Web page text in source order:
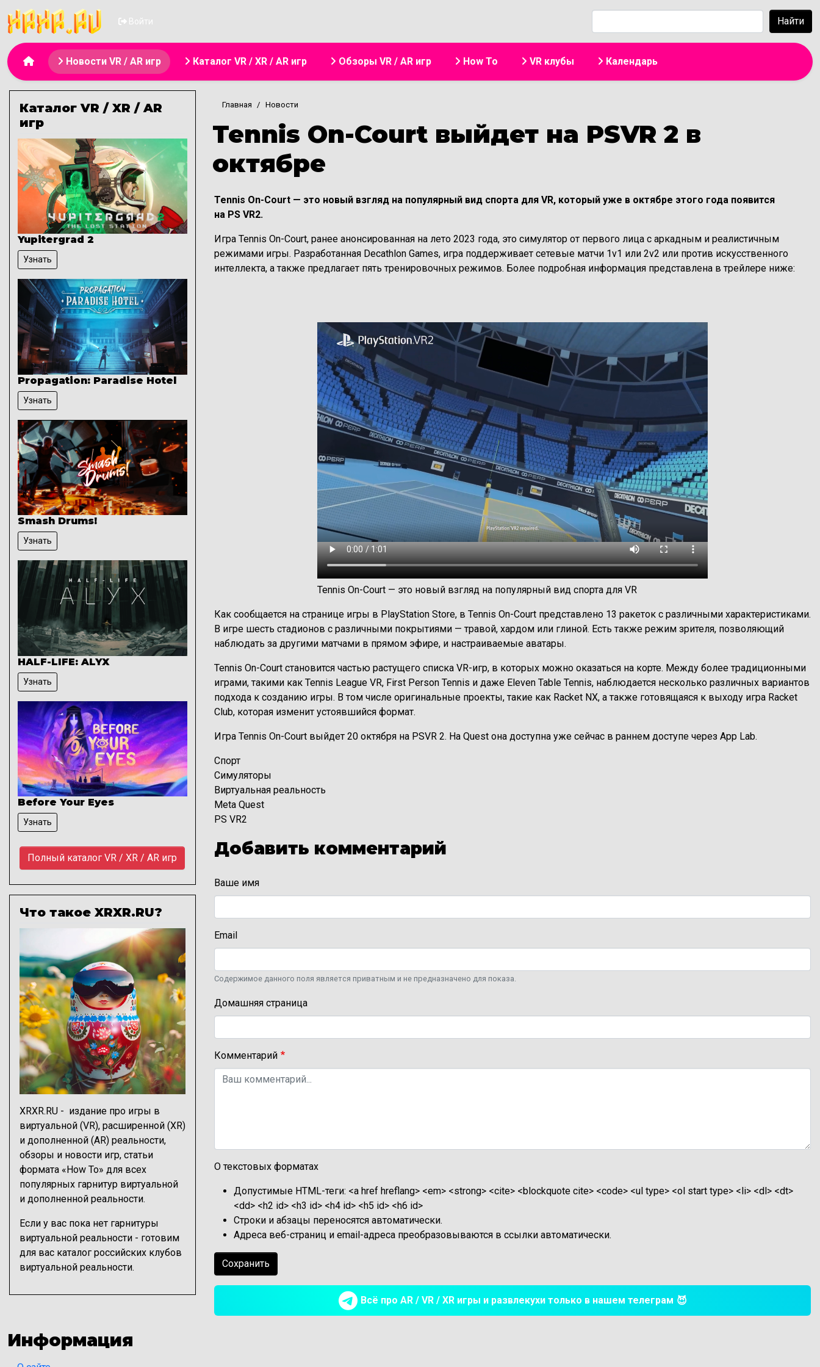
Меню учётной записи пользователя
Войти Найти
Основная навигация
Новости VR / AR игр Каталог VR / XR / AR игр Обзоры VR / AR игр How To VR клубы Календарь
Главная Новости
Tennis On-Court выйдет на PSVR 2 в
октябре
Tennis On-Court — это новый взгляд на популярный вид спорта для VR, который уже в октябре этого года появится
на PS VR2.
Игра Tennis On-Court, ранее анонсированная на лето 2023 года, это симулятор от первого лица с аркадным и реалистичным
режимами игры. Разработанная Decathlon Games, игра поддерживает сетевые матчи 1v1 или 2v2 или против искусственного
интеллекта, а также предлагает пять тренировочных режимов. Более подробная информация представлена в трейлере ниже:
Tennis On-Court — это новый взгляд на популярный вид спорта для VR
Как сообщается на странице игры в PlayStation Store, в Tennis On-Court представлено 13 ракеток с различными характеристиками.
В игре шесть стадионов с различными покрытиями — травой, хардом или глиной. Есть также режим зрителя, позволяющий
наблюдать за другими матчами в прямом эфире, и настраиваемые аватары.
Tennis On-Court становится частью растущего списка VR-игр, в которых можно оказаться на корте. Между более традиционными
играми, такими как Tennis League VR, First Person Tennis и даже Eleven Table Tennis, наблюдается несколько различных вариантов
подхода к созданию игры. В том числе оригинальные проекты, такие как Racket NX, а также готовящаяся к выходу игра Racket
Club, которая изменит устоявшийся формат.
Игра Tennis On-Court выйдет 20 октября на PSVR 2. На Quest она доступна уже сейчас в раннем доступе через App Lab.
Тэги
Спорт
Симуляторы
Виртуальная реальность
Meta Quest
PS VR2
Добавить комментарий
Ваше имя
Email
Содержимое данного поля является приватным и не предназначено для показа.
Домашняя страница
Комментарий
О текстовых форматах
Допустимые HTML-теги: <a href hreflang> <em> <strong> <cite> <blockquote cite> <code> <ul type> <ol start type> <li> <dl> <dt>
<dd> <h2 id> <h3 id> <h4 id> <h5 id> <h6 id>
Строки и абзацы переносятся автоматически.
Адреса веб-страниц и email-адреса преобразовываются в ссылки автоматически.
Сохранить
Всё про AR / VR / XR игры и развлекухи только в нашем телеграм 😈
Каталог VR / XR / AR
игр
Yupitergrad 2
Узнать
Propagation: Paradise Hotel
Узнать
Smash Drums!
Узнать
HALF-LIFE: ALYX
Узнать
Before Your Eyes
Узнать
Полный каталог VR / XR / AR игр
Что такое XRXR.RU?
XRXR.RU - издание про игры в
виртуальной (VR), расширенной (XR)
и дополненной (AR) реальности,
обзоры и новости игр, статьи
формата «How To» для всех
популярных гарнитур виртуальной
и дополненной реальности.
Если у вас пока нет гарнитуры
виртуальной реальности - готовим
для вас каталог российских клубов
виртуальной реальности.
Информация